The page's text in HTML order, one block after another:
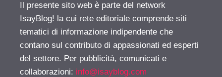
Il presente sito web è parte del network
IsayBlog! la cui rete editoriale comprende siti
tematici di informazione indipendente che
contano sul contributo di appassionati ed esperti
del settore. Per pubblicità, comunicati e
collaborazioni: info@isayblog.com